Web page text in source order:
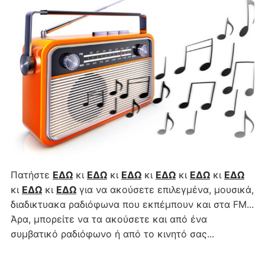
Πατήστε ΕΔΩκι ΕΔΩκι ΕΔΩκι ΕΔΩκι ΕΔΩκι ΕΔΩ
κι ΕΔΩκι ΕΔΩγια να ακούσετε επιλεγμένα, μουσικά,
διαδικτυακα ραδιόφωνα που εκπέμπουν και στα FM...
Άρα, μπορείτε να τα ακούσετε και από ένα
συμβατικό ραδιόφωνο ή από το κινητό σας...